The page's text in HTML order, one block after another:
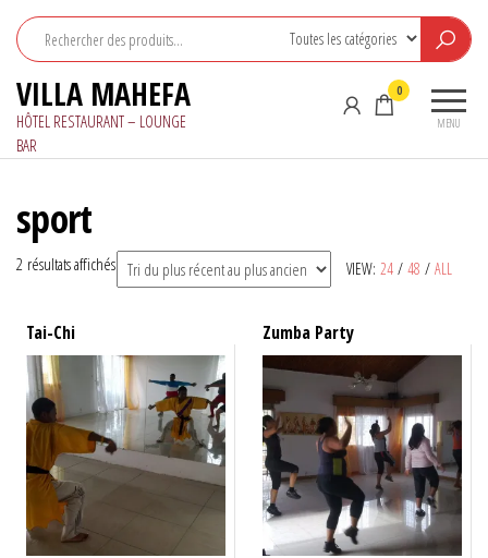
contenu
VILLA MAHEFA
HÔTEL RESTAURANT – LOUNGE
BAR
MENU
0
sport
VIEW: 24 / 48 / ALL
2 résultats affichésTrié
du
au
plus
ancien
Tai-Chi Zumba Party